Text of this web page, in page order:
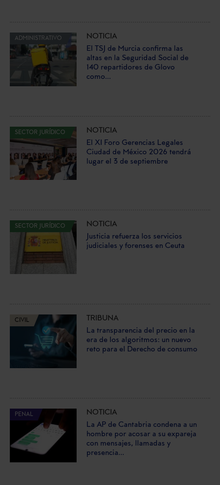
ADMINISTRATIVO
NOTICIA
El TSJ de Murcia confirma las
altas en la Seguridad Social de
140 repartidores de Glovo
como...
SECTOR JURÍDICO
NOTICIA
El XI Foro Gerencias Legales
Ciudad de México 2026 tendrá
lugar el 3 de septiembre
SECTOR JURÍDICO
NOTICIA
Justicia refuerza los servicios
judiciales y forenses en Ceuta
CIVIL
TRIBUNA
La transparencia del precio en la
era de los algoritmos: un nuevo
reto para el Derecho de consumo
PENAL
NOTICIA
La AP de Cantabria condena a un
hombre por acosar a su expareja
con mensajes, llamadas y
presencia...